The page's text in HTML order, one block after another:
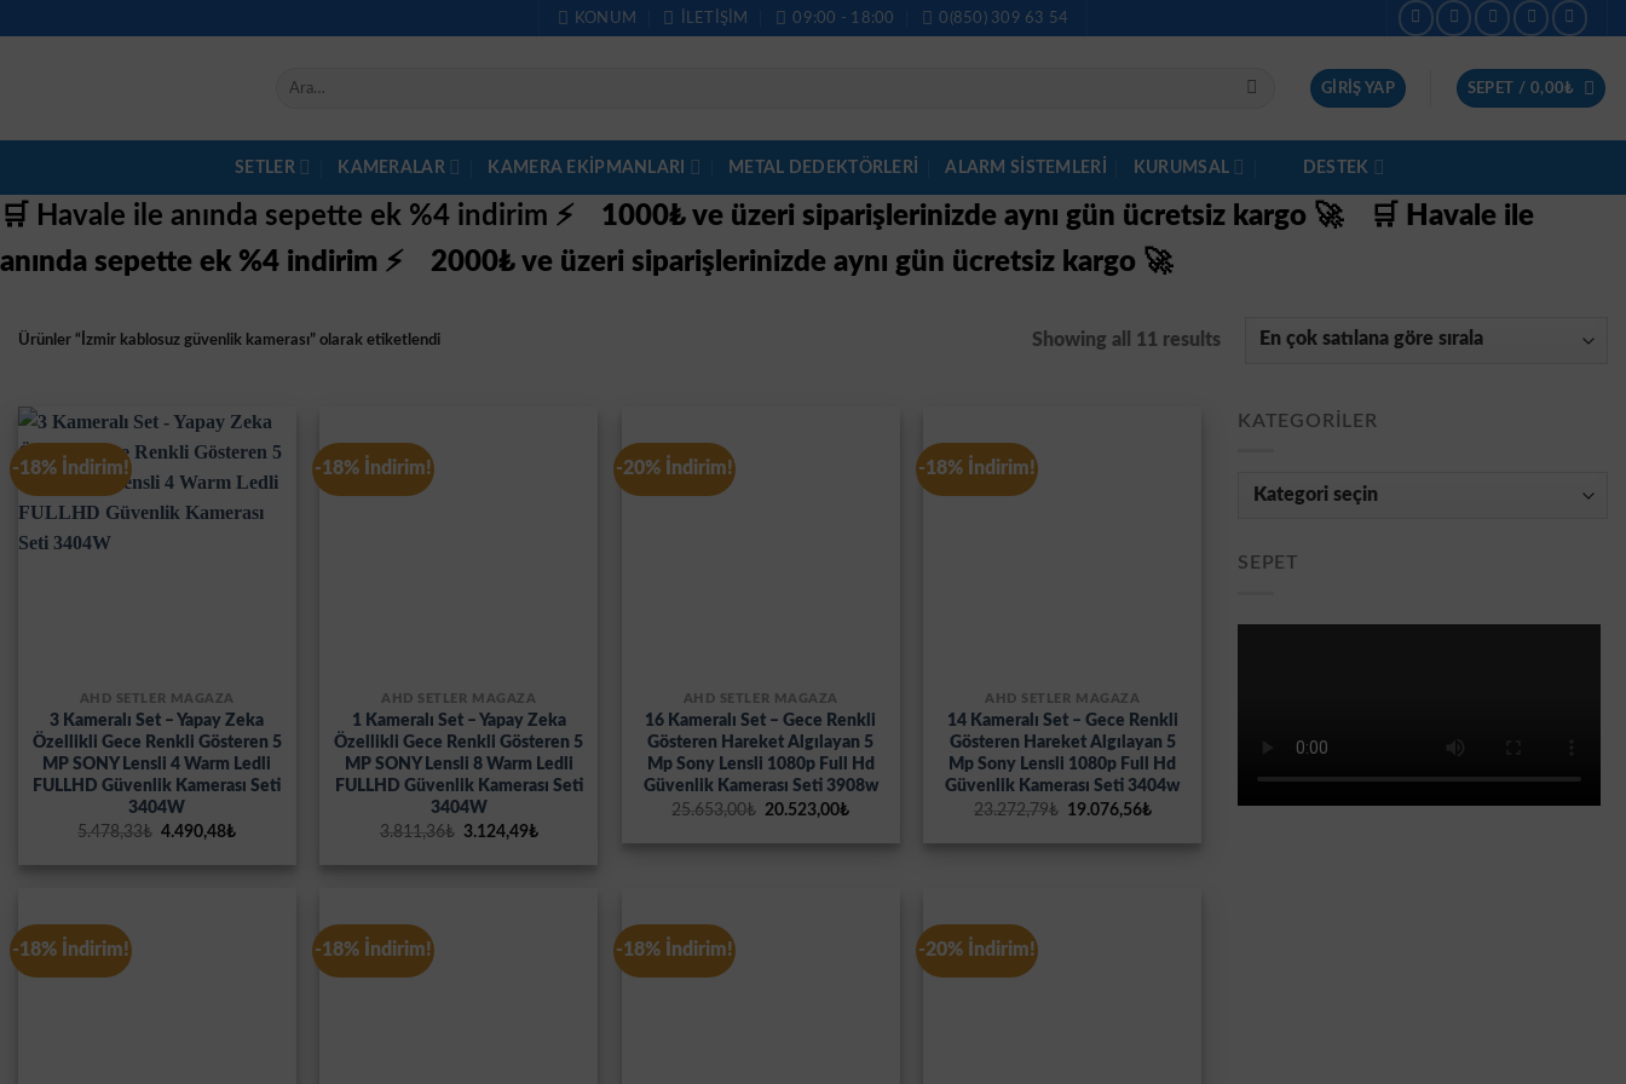
KONUM İLETIŞIM 09:00 - 18:00 0(850) 309 63 54
Ara:
GIRIŞ YAP SEPET / 0,00₺
SETLER KAMERALAR KAMERA EKİPMANLARI METAL DEDEKTÖRLERI ALARM SISTEMLERI KURUMSAL DESTEK
🛒 Havale ile anında sepette ek %4 indirim ⚡ 1000₺ ve üzeri siparişlerinizde aynı gün ücretsiz kargo 🚀
🛒 Havale ile
anında sepette ek %4 indirim ⚡
2000₺ ve üzeri siparişlerinizde aynı gün ücretsiz kargo 🚀
Ürünler “İzmir kablosuz güvenlik kamerası” olarak etiketlendi Showing all 11 results
-18% İndirim!
AHD SETLER MAĞAZA
3 Kameralı Set – Yapay Zeka
Özellikli Gece Renkli Gösteren 5
MP SONY Lensli 4 Warm Ledli
FULLHD Güvenlik Kamerası Seti
3404W
5.478,33₺ Orijinal
5.478,33₺.
4.490,48₺Şu
fiyat:
-18% İndirim!
AHD SETLER MAĞAZA
1 Kameralı Set – Yapay Zeka
Özellikli Gece Renkli Gösteren 5
MP SONY Lensli 8 Warm Ledli
FULLHD Güvenlik Kamerası Seti
3404W
3.811,36₺ Orijinal
3.811,36₺.
3.124,49₺Şu
fiyat:
-20% İndirim!
AHD SETLER MAĞAZA
16 Kameralı Set – Gece Renkli
Gösteren Hareket Algılayan 5
Mp Sony Lensli 1080p Full Hd
Güvenlik Kamerası Seti 3908w
25.653,00₺ Orijinal
25.653,00₺.
20.523,00₺Şu
fiyat:
-18% İndirim!
AHD SETLER MAĞAZA
14 Kameralı Set – Gece Renkli
Gösteren Hareket Algılayan 5
Mp Sony Lensli 1080p Full Hd
Güvenlik Kamerası Seti 3404w
23.272,79₺ Orijinal
23.272,79₺.
19.076,56₺Şu
fiyat:
-18% İndirim! -18% İndirim! -18% İndirim! -20% İndirim!
KATEGORILER
SEPET